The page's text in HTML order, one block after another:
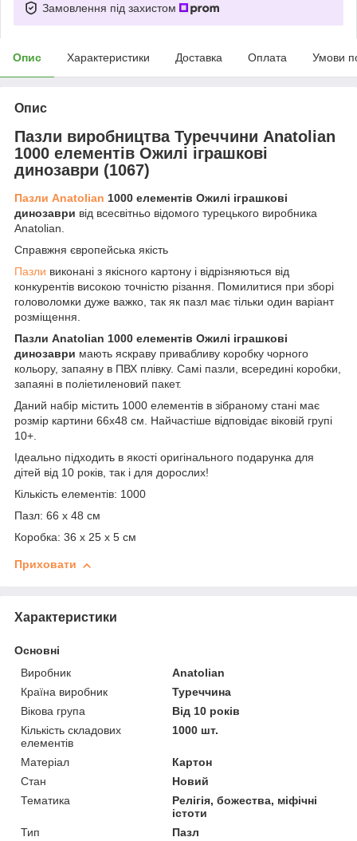
Замовлення під захистом
Опис Характеристики Доставка Оплата Умови
Опис
Пазли виробництва Туреччини Anatolian
1000 елементів Ожилі іграшкові
динозаври (1067)
Пазли Anatolian 1000 елементів Ожилі іграшкові
динозаври від всесвітньо відомого турецького виробника
Anatolian.
Справжня європейська якість
Пазли виконані з якісного картону і відрізняються від
конкурентів високою точністю різання. Помилитися при зборі
головоломки дуже важко, так як пазл має тільки один варіант
розміщення.
Пазли Anatolian 1000 елементів Ожилі іграшкові
динозаври мають яскраву привабливу коробку чорного
кольору, запаяну в ПВХ плівку. Самі пазли, всередині коробки,
запаяні в поліетиленовий пакет.
Даний набір містить 1000 елементів в зібраному стані має
розмір картини 66х48 см. Найчастіше відповідає віковій групі
10+.
Ідеально підходить в якості оригінального подарунка для
дітей від 10 років, так і для дорослих!
Кількість елементів: 1000
Пазл: 66 х 48 см
Коробка: 36 х 25 х 5 см
Приховати
Характеристики
Основні
Виробник
Anatolian
Країна виробник
Туреччина
Вікова група
Від 10 років
Кількість складових
елементів
1000 шт.
Матеріал
Картон
Стан
Новий
Тематика
Релігія, божества, міфічні
істоти
Тип
Пазл